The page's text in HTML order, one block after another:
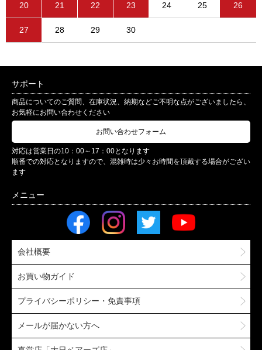
20 21 22 23 24 25 26
27 28 29 30
サポート
商品についてのご質問、在庫状況、納期などご不明な点がございましたら、
お気軽にお問い合わせください
お問い合わせフォーム
対応は営業日の10：00～17：00となります
順番での対応となりますので、混雑時は少々お時間を頂戴する場合がござい
ます
会社概要
お買い物ガイド
プライバシーポリシー・免責事項
メールが届かない方へ